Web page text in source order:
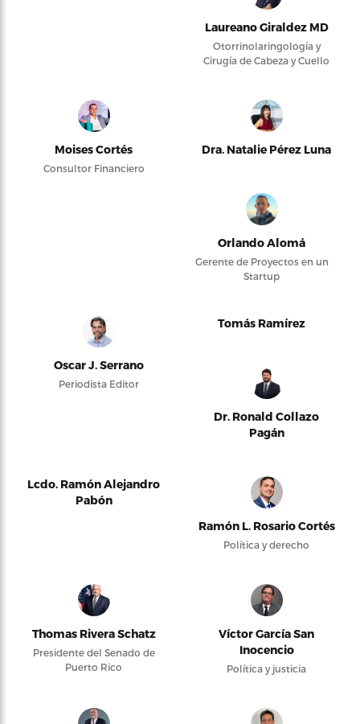
Laureano Giraldez MD
Otorrinolaringología y
Cirugía de Cabeza y Cuello
Moises Cortés
Consultor Financiero
Dra. Natalie Pérez Luna
Orlando Alomá
Gerente de Proyectos en un
Startup
Oscar J. Serrano
Periodista Editor
Tomás Ramírez
Dr. Ronald Collazo
Pagán
Lcdo. Ramón Alejandro
Pabón
Ramón L. Rosario Cortés
Política y derecho
Thomas Rivera Schatz
Presidente del Senado de
Puerto Rico
Víctor García San
Inocencio
Política y justicia